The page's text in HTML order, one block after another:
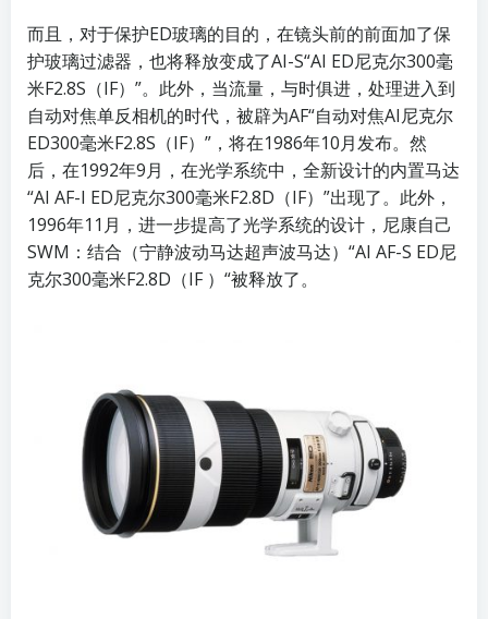
而且，对于保护ED玻璃的目的，在镜头前的前面加了保
护玻璃过滤器，也将释放变成了AI-S“AI ED尼克尔300毫
米F2.8S（IF）”。此外，当流量，与时俱进，处理进入到
自动对焦单反相机的时代，被辟为AF“自动对焦AI尼克尔
ED300毫米F2.8S（IF）”，将在1986年10月发布。然
后，在1992年9月，在光学系统中，全新设计的内置马达
“AI AF-I ED尼克尔300毫米F2.8D（IF）”出现了。此外，
1996年11月，进一步提高了光学系统的设计，尼康自己
SWM：结合（宁静波动马达超声波马达）“AI AF-S ED尼
克尔300毫米F2.8D（IF ）“被释放了。